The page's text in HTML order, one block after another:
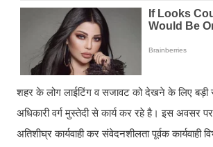
शहर के लोग लाईटिंग व सजावट को देखने के लिए बड़ी
अधिकारी वर्ग मुस्तेदी से कार्य कर रहे है। इस अवसर
अतिशीघ्र कार्यवाही कर संवेदनशीलता पूर्वक कार्यवाही